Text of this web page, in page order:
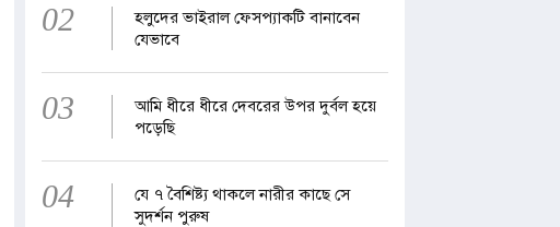
02
হলুদের ভাইরাল ফেসপ্যাকটি বানাবেন
যেভাবে
03
আমি ধীরে ধীরে দেবরের উপর দুর্বল হয়ে
পড়েছি
04
যে ৭ বৈশিষ্ট্য থাকলে নারীর কাছে সে
সুদর্শন পুরুষ